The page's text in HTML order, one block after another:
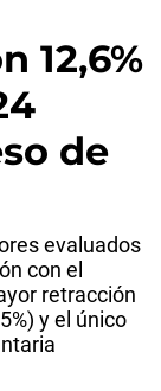
12,6%
de
evaluados
con el
retracción
y el único